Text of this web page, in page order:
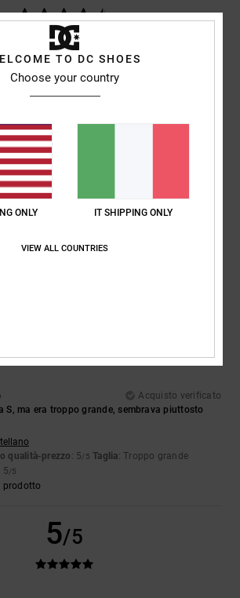
3 recensioni verificate
dei nostri clienti consiglia questo prodotto
Rapporto qualità-prezzo
Troppo grande
Acquisto verificato
S, ma era troppo grande, sembrava piuttosto
qualità-prezzo : 5/5 Taglia: Troppo grande
5/5
prodotto
5/5
TO DC SHOES
Choose your country
ONLY IT SHIPPING ONLY
VIEW ALL COUNTRIES